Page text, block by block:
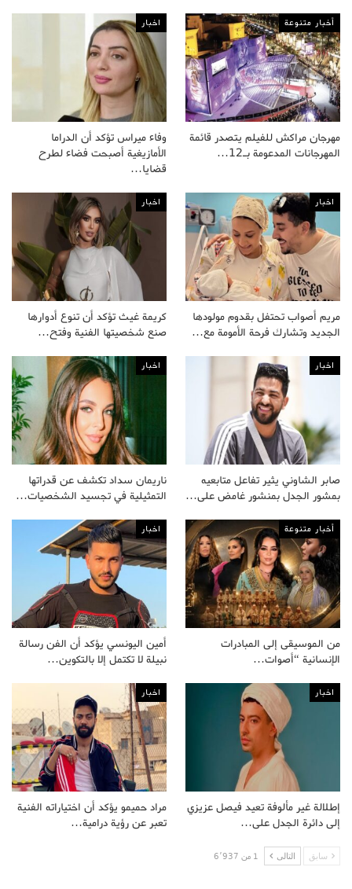
أخبار متنوعة
مهرجان مراكش للفيلم يتصدر قائمة
المهرجانات المدعومة بـ12…
اخبار
وفاء ميراس تؤكد أن الدراما
الأمازيغية أصبحت فضاء لطرح
قضايا…
اخبار
مريم أصواب تحتفل بقدوم مولودها
الجديد وتشارك فرحة الأمومة مع…
اخبار
كريمة غيث تؤكد أن تنوع أدوارها
صنع شخصيتها الفنية وفتح…
اخبار
صابر الشاوني يثير تفاعل متابعيه
بمشور الجدل بمنشور غامض على…
اخبار
ناريمان سداد تكشف عن قدراتها
التمثيلية في تجسيد الشخصيات…
أخبار متنوعة
من الموسيقى إلى المبادرات
الإنسانية “أصوات…
اخبار
أمين اليونسي يؤكد أن الفن رسالة
نبيلة لا تكتمل إلا بالتكوين…
اخبار
إطلالة غير مألوفة تعيد فيصل عزيزي
إلى دائرة الجدل على…
اخبار
مراد حميمو يؤكد أن اختياراته الفنية
تعبر عن رؤية درامية…
سابق التالى 1 من 6٬937